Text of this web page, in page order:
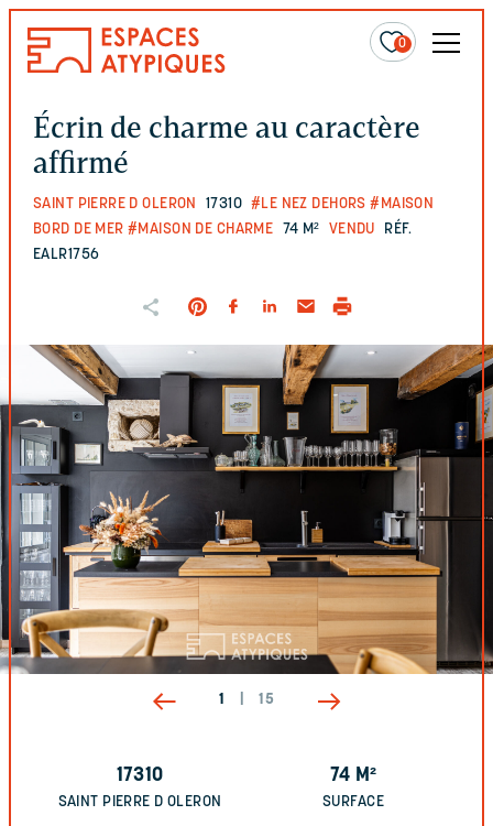
0
Écrin de charme au caractère
affirmé
SAINT PIERRE D OLERON 17310 #LE NEZ DEHORS #MAISON
BORD DE MER #MAISON DE CHARME 74 M² VENDU
RÉF.
EALR1756
1 15
17310
SAINT PIERRE D OLERON
74 M²
SURFACE